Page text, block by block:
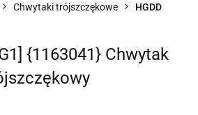
Chwytaki trójszczękowe HGDD
{1163041} Chwytak